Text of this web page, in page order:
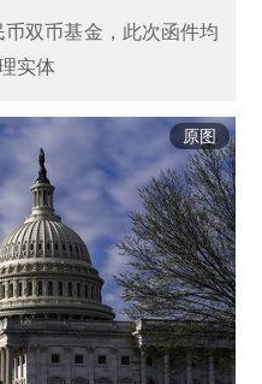
双币基金，此次函件均
实体
原图